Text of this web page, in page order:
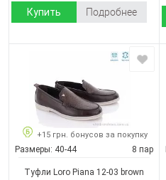
Купить Подробнее
+15 грн. бонусов за покупку
Размеры: 40-44 8 пар
Туфли Loro Piana 12-03 brown